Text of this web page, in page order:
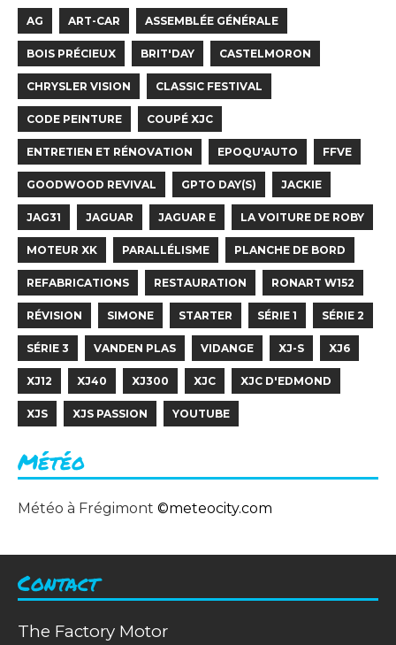
AG ART-CAR ASSEMBLÉE GÉNÉRALE
BOIS PRÉCIEUX BRIT'DAY CASTELMORON
CHRYSLER VISION CLASSIC FESTIVAL
CODE PEINTURE COUPÉ XJC
ENTRETIEN ET RÉNOVATION EPOQU'AUTO FFVE
GOODWOOD REVIVAL GPTO DAY(S) JACKIE
JAG31 JAGUAR JAGUAR E LA VOITURE DE ROBY
MOTEUR XK PARALLÉLISME PLANCHE DE BORD
REFABRICATIONS RESTAURATION RONART W152
RÉVISION SIMONE STARTER SÉRIE 1 SÉRIE 2
SÉRIE 3 VANDEN PLAS VIDANGE XJ-S XJ6
XJ12 XJ40 XJ300 XJC XJC D'EDMOND
XJS XJS PASSION YOUTUBE
Météo
Météo à Frégimont ©meteocity.com
Contact
The Factory Motor